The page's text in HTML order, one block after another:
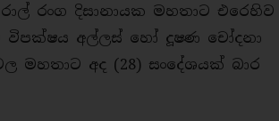
රංග දිසානායක මහතාට එරෙහිව
අල්ලස් හෝ දූෂණ චෝදනා
අද (28) සංදේශයක් බාර